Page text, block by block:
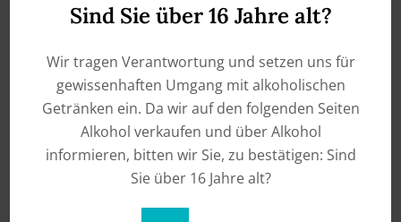
Sind Sie über 16 Jahre alt?
Wir tragen Verantwortung und setzen uns für
gewissenhaften Umgang mit alkoholischen
Getränken ein. Da wir auf den folgenden Seiten
Alkohol verkaufen und über Alkohol
informieren, bitten wir Sie, zu bestätigen: Sind
Sie über 16 Jahre alt?
Ähnliche Produkte
Leider ausgetrunken!